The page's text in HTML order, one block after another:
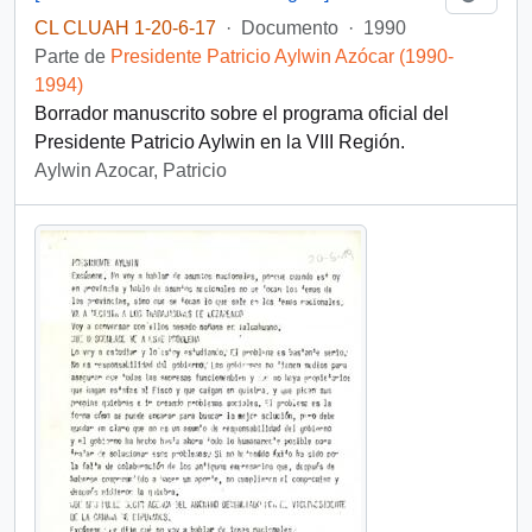
CL CLUAH 1-20-6-17 · Documento · 1990
Parte de Presidente Patricio Aylwin Azócar (1990-
1994)
Borrador manuscrito sobre el programa oficial del
Presidente Patricio Aylwin en la VIII Región.
Aylwin Azocar, Patricio